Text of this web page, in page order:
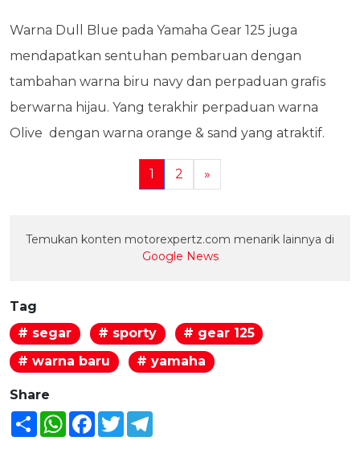
Warna Dull Blue pada Yamaha Gear 125 juga
mendapatkan sentuhan pembaruan dengan
tambahan warna biru navy dan perpaduan grafis
berwarna hijau. Yang terakhir perpaduan warna
Olive dengan warna orange & sand yang atraktif.
1 2 »
Temukan konten motorexpertz.com menarik lainnya di
Google News
Tag
# segar
# sporty
# gear 125
# warna baru
# yamaha
Share
Share WhatsAppFacebook
Twitter